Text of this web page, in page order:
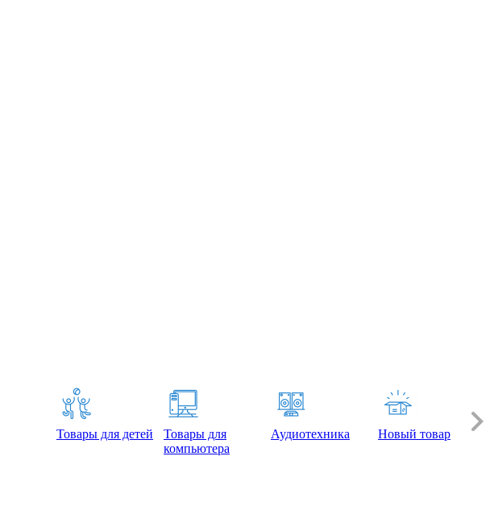
Товары для детей
Товары для
компьютера
Аудиотехника Новый товар